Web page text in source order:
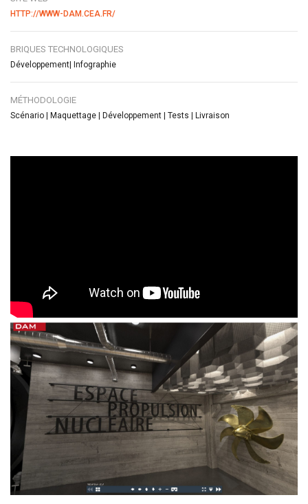
HTTP://WWW-DAM.CEA.FR/
BRIQUES TECHNOLOGIQUES
Développement| Infographie
MÉTHODOLOGIE
Scénario | Maquettage | Développement | Tests | Livraison